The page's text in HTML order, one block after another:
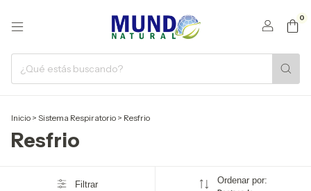
0
Inicio > Sistema Respiratorio > Resfrio
Resfrio
Filtrar Ordenar por: